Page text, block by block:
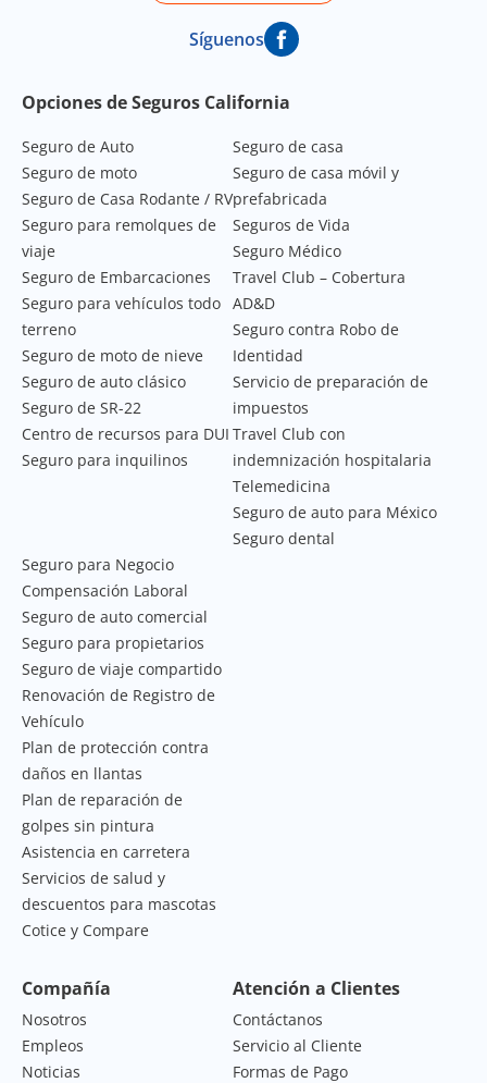
Síguenos
Footer Navigation
Opciones de Seguros California
Seguro de Auto
Seguro de moto
Seguro de Casa Rodante / RV
Seguro para remolques de
viaje
Seguro de Embarcaciones
Seguro para vehículos todo
terreno
Seguro de moto de nieve
Seguro de auto clásico
Seguro de SR-22
Centro de recursos para DUI
Seguro para inquilinos
Seguro de casa
Seguro de casa móvil y
prefabricada
Seguros de Vida
Seguro Médico
Travel Club – Cobertura
AD&D
Seguro contra Robo de
Identidad
Servicio de preparación de
impuestos
Travel Club con
indemnización hospitalaria
Telemedicina
Seguro de auto para México
Seguro dental
Seguro para Negocio
Compensación Laboral
Seguro de auto comercial
Seguro para propietarios
Seguro de viaje compartido
Renovación de Registro de
Vehículo
Plan de protección contra
daños en llantas
Plan de reparación de
golpes sin pintura
Asistencia en carretera
Servicios de salud y
descuentos para mascotas
Cotice y Compare
Compañía
Nosotros
Empleos
Noticias
Atención a Clientes
Contáctanos
Servicio al Cliente
Formas de Pago